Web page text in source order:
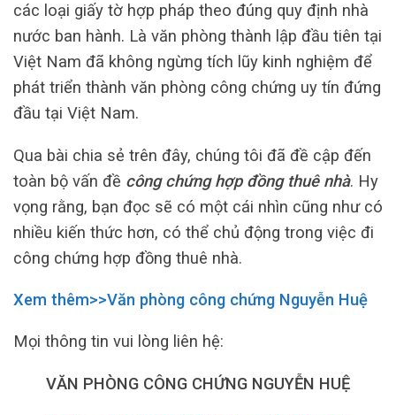
các loại giấy tờ hợp pháp theo đúng quy định nhà
nước ban hành. Là văn phòng thành lập đầu tiên tại
Việt Nam đã không ngừng tích lũy kinh nghiệm để
phát triển thành văn phòng công chứng uy tín đứng
đầu tại Việt Nam.
Qua bài chia sẻ trên đây, chúng tôi đã đề cập đến
toàn bộ vấn đề công chứng hợp đồng thuê nhà. Hy
vọng rằng, bạn đọc sẽ có một cái nhìn cũng như có
nhiều kiến thức hơn, có thể chủ động trong việc đi
công chứng hợp đồng thuê nhà.
Xem thêm>>Văn phòng công chứng Nguyễn Huệ
Mọi thông tin vui lòng liên hệ:
VĂN PHÒNG CÔNG CHỨNG NGUYỄN HUỆ